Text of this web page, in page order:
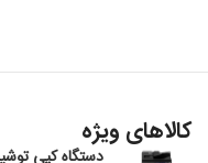
کالاهای ویژه
دستگاه کپی